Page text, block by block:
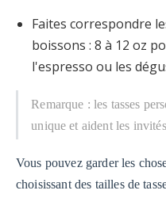
Faites correspondre
boissons : 8 à 12 oz
l'espresso ou les
Remarque : les tasses
unique et aident les
Vous pouvez garder les
choisissant des tailles de